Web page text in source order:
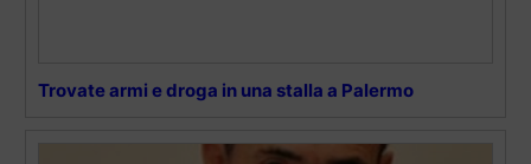
Trovate armi e droga in una stalla a Palermo